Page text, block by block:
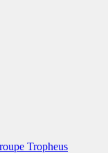
Tropheus